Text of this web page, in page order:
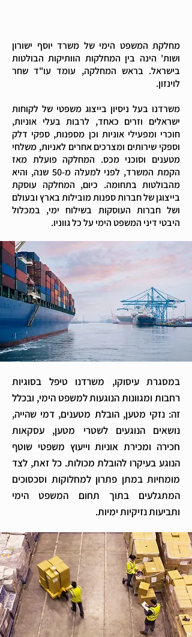
מחלקת המשפט הימי של משרד יוסף ישורון
ושות' הינה בין המחלקות הוותיקות הבולטות
בישראל. בראש המחלקה, עומד עו"ד שחר
לוינזון.
משרדנו בעל ניסיון בייצוג משפטי של לקוחות
ישראלים וזרים כאחד, לרבות בעלי אוניות,
חוכרי ומפעילי אוניות וכן מספנות, ספקי דלק
וספקי שירותים ומצרכים אחרים לאניות, משלחי
מטענים וסוכני מכס. המחלקה פועלת מאז
הקמת המשרד, לפני למעלה מ-50 שנה, והיא
מהבולטות בתחומה. כיום, המחלקה עוסקת
בייצוגן של חברות ספנות מובילות בארץ ובעולם
ושל חברות העוסקות בשילוח ימי, במכלול
היבטי דיני המשפט הימי על כל גווניו.
במסגרת עיסוקו, משרדנו טיפל בסוגיות
רחבות ומגוונות הנוגעות למשפט הימי, ובכלל
זה: נזקי מטען, הובלת מטענים, דמי שהייה,
נושאים הנוגעים לשטרי מטען, עסקאות
חכירה ומכירת אוניות וייעוץ משפטי שוטף
הנוגע בעיקרו להובלת מכולות. כל זאת, לצד
מומחיות במתן פתרון למחלוקות וסכסוכים
המתגלעים בתוך תחום המשפט הימי
ותביעות נזיקיות ימיות.